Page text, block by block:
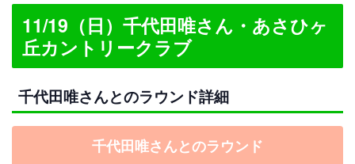
11/19（日）千代田唯さん・あさひヶ
丘カントリークラブ
千代田唯さんとのラウンド詳細
千代田唯さんとのラウンド